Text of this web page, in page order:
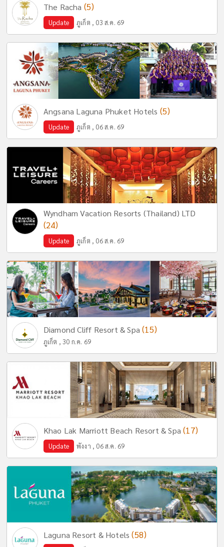
The Racha (5)
Update ภูเก็ต , 03 ส.ค. 69
Angsana Laguna Phuket Hotels (5)
Update ภูเก็ต , 06 ส.ค. 69
Wyndham Vacation Resorts (Thailand) LTD
(24)
Update ภูเก็ต , 06 ส.ค. 69
Diamond Cliff Resort & Spa(15)
ภูเก็ต , 30 ก.ค. 69
Khao Lak Marriott Beach Resort & Spa(17)
Update พังงา , 06 ส.ค. 69
Laguna Resort & Hotels(58)